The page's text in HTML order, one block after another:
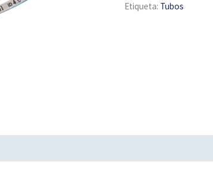
Etiqueta: Tubos